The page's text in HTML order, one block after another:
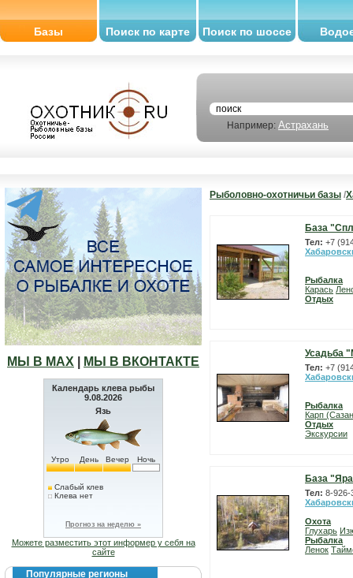
Базы Поиск по карте Поиск по шоссе
Например: Астрахань
МЫ В МАХ МЫ В ВКОНТАКТЕ
Календарь клева рыбы
9.08.2026
Язь
Утро День Вечер Ночь
Слабый клев
Клева нет
Прогноз на неделю »
Можете разместить этот информер у себя на
сайте
Популярные регионы
Рыболовно-охотничьи базы /
База
Тел: +7
Рыбалка
Карась
Отдых
Усадьба
Тел: +7
Рыбалка
Карп
Отдых
Экскурсии
База
Тел: 8-926-
Охота
Глухарь
Рыбалка
Ленок